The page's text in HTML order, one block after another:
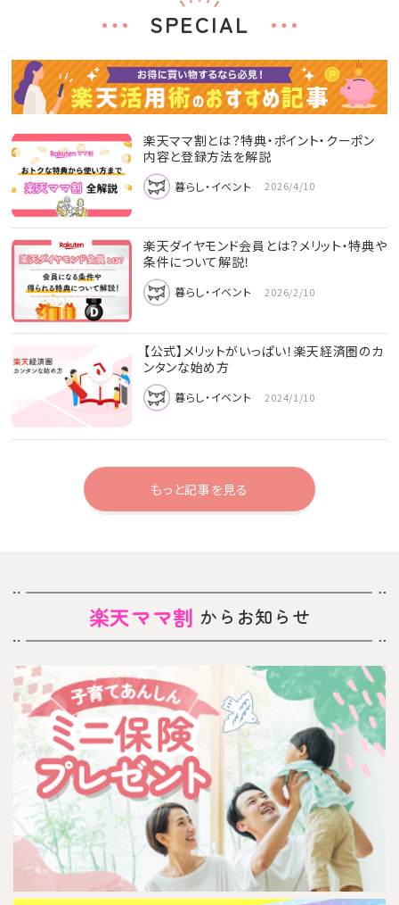
SPECIAL
楽天ママ割とは？特典・ポイント・クーポン
内容と登録方法を解説
暮らし・イベント 2026/4/10
楽天ダイヤモンド会員とは？メリット・特典や
条件について解説！
暮らし・イベント 2026/2/10
【公式】メリットがいっぱい！楽天経済圏のカ
ンタンな始め方
暮らし・イベント 2024/1/10
もっと記事を見る
楽天ママ割 からお知らせ